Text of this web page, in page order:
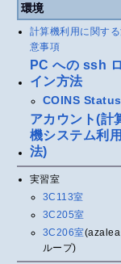
環境
計算機利用に関する
意事項
PC への ssh
イン方法
COINS Status
アカウント(計
機システム利
法)
実習室
3C113室
3C205室
3C206室
ループ)